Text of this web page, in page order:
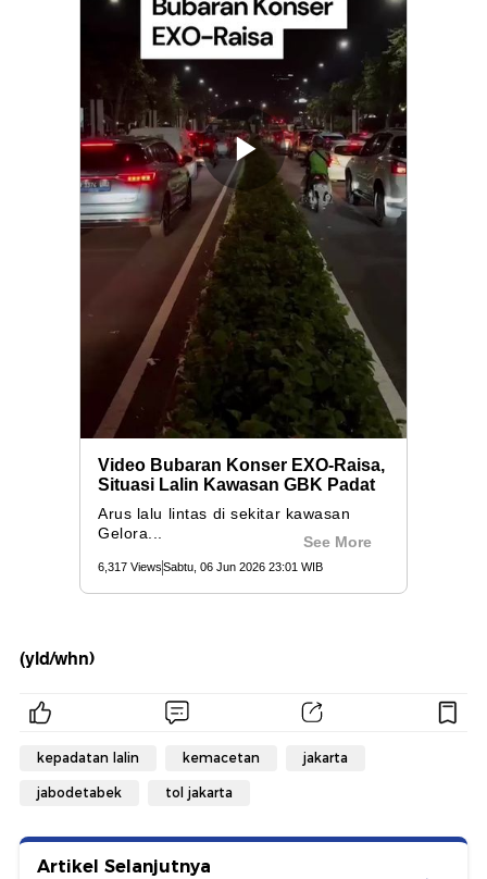
(yld/whn)
kepadatan lalin kemacetan jakarta
jabodetabek tol jakarta
Artikel Selanjutnya